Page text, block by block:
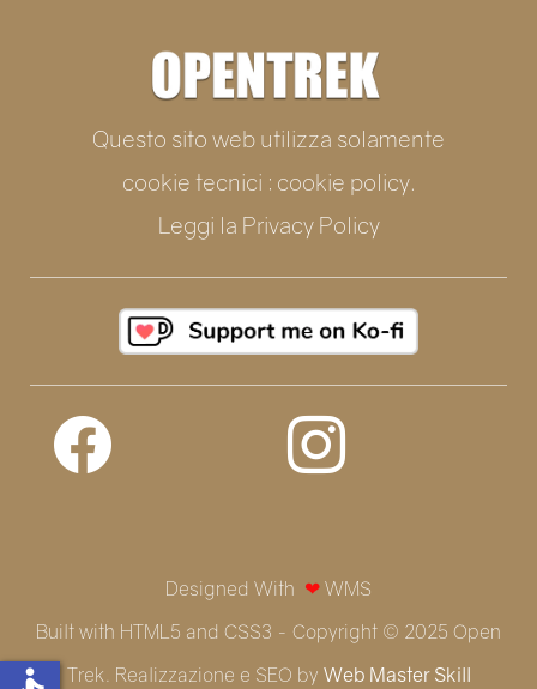
Questo sito web utilizza solamente
cookie tecnici : cookie policy.
Leggi la Privacy Policy
Designed With ❤ WMS
Built with HTML5 and CSS3 - Copyright © 2025 Open
Trek. Realizzazione e SEO by Web Master Skill